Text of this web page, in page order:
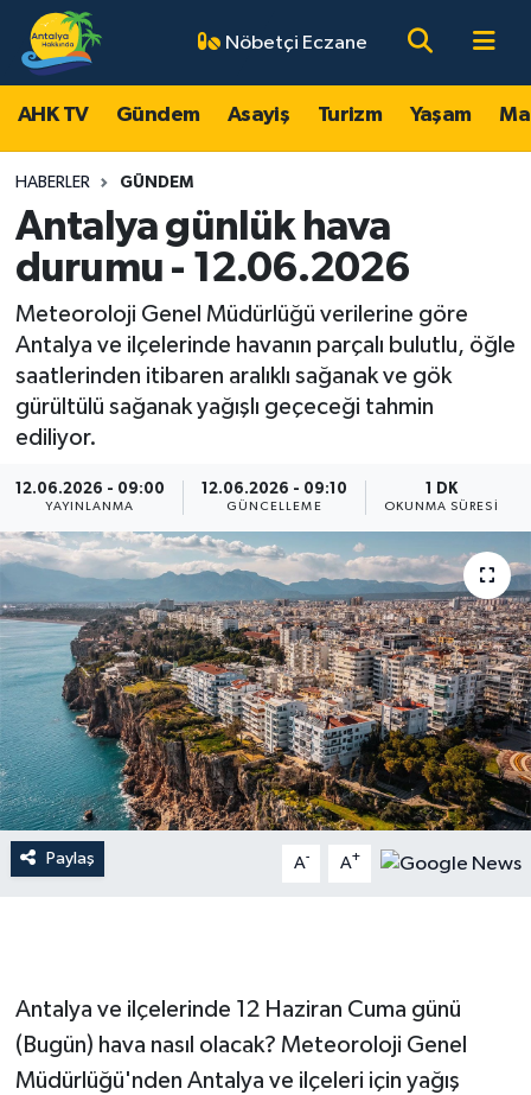
Nöbetçi Eczane
AHK TV Gündem Asayiş Turizm Yaşam
HABERLER GÜNDEM
Antalya günlük hava
durumu - 12.06.2026
Meteoroloji Genel Müdürlüğü verilerine göre
Antalya ve ilçelerinde havanın parçalı bulutlu, öğle
saatlerinden itibaren aralıklı sağanak ve gök
gürültülü sağanak yağışlı geçeceği tahmin
ediliyor.
12.06.2026 - 09:00
YAYINLANMA
12.06.2026 - 09:10
GÜNCELLEME
1 DK
OKUNMA SÜRESI
Paylaş A- A+
Antalya ve ilçelerinde 12 Haziran Cuma günü
(Bugün) hava nasıl olacak? Meteoroloji Genel
Müdürlüğü'nden Antalya ve ilçeleri için yağış
AHK TV
Gündem
Asayiş
Turizm
Yaşam
Ekonomi
Spor
Dünya
Resmi Reklamlar
Antalya Nöbetçi Eczaneler
Antalya Hava Durumu
Antalya Namaz Vakitleri
Antalya Trafik Yoğunluk Haritası
Süper Lig Puan Durumu ve Fikstür
Son Dakika Haberleri
Haber Arşivi